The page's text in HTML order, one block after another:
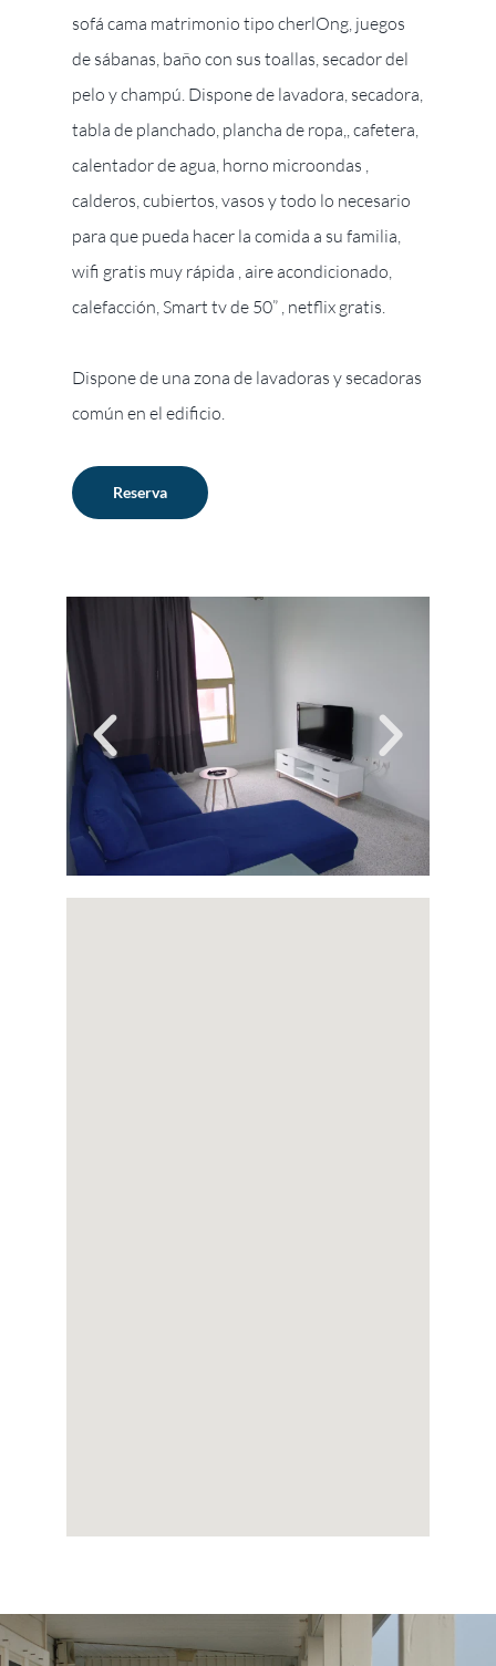
sofá cama matrimonio tipo cherlOng, juegos
de sábanas, baño con sus toallas, secador del
pelo y champú. Dispone de lavadora, secadora,
tabla de planchado, plancha de ropa,, cafetera,
calentador de agua, horno microondas ,
calderos, cubiertos, vasos y todo lo necesario
para que pueda hacer la comida a su familia,
wifi gratis muy rápida , aire acondicionado,
calefacción, Smart tv de 50” , netflix gratis.
Dispone de una zona de lavadoras y secadoras
común en el edificio.
Reserva